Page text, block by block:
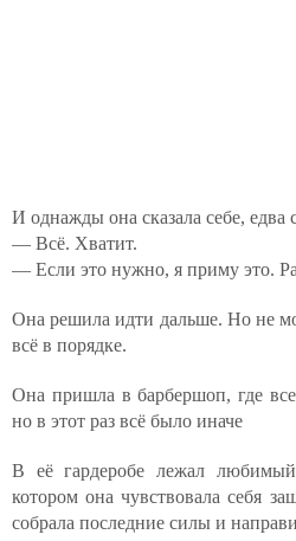
И однажды она сказала себе,
— Всё. Хватит.
— Если это нужно, я приму это.
Она решила идти дальше. Но не
всё в порядке.
Она пришла в барбершоп, где
но в этот раз всё было иначе
В её гардеробе лежал
котором она чувствовала себя
собрала последние силы и